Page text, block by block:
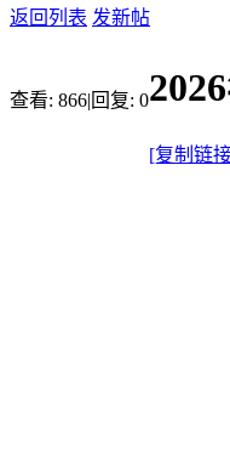
返回列表 发新帖
查看: 866|回复: 0
[复制链